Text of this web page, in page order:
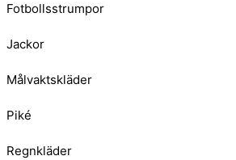
Fotbollsstrumpor
Jackor
Målvaktskläder
Piké
Regnkläder